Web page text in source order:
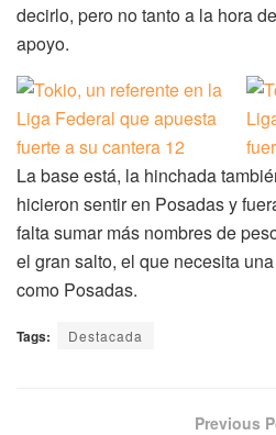
decirlo, pero no tanto a la hora
apoyo.
La base está, la hinchada
hicieron sentir en Posadas y
falta sumar más nombres de
el gran salto, el que necesita
como Posadas.
Tags: Destacada
Previous